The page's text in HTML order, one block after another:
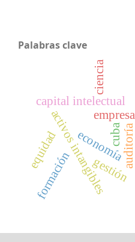
Palabras clave
economíaauditoría
empresa
activos intangibles
capital intelectual
ciencia
gestión
equidad
formación
cuba